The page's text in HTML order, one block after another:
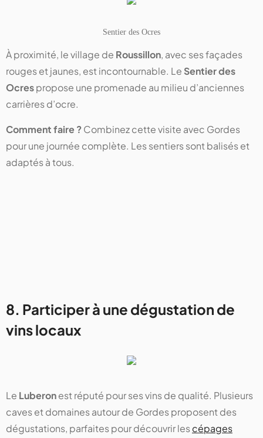
Sentier des Ocres
À proximité, le village de Roussillon, avec ses façades
rouges et jaunes, est incontournable. Le Sentier des
Ocrespropose une promenade au milieu d’anciennes
carrières d’ocre.
Comment faire ?Combinez cette visite avec Gordes
pour une journée complète. Les sentiers sont balisés et
adaptés à tous.
8. Participer à une dégustation de
vins locaux
Le Luberonest réputé pour ses vins de qualité. Plusieurs
caves et domaines autour de Gordes proposent des
dégustations, parfaites pour découvrir lescépages